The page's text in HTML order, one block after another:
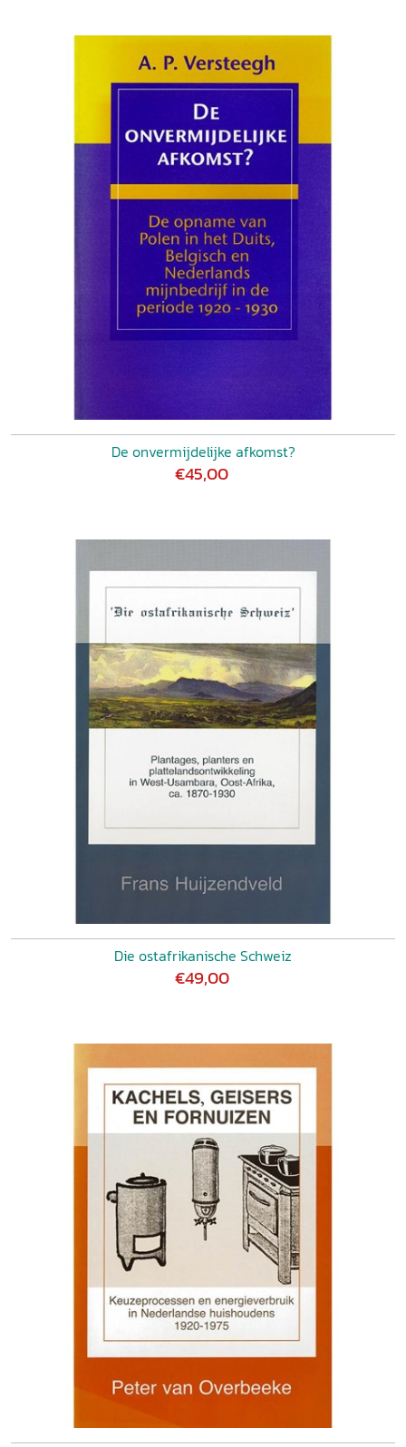
De onvermijdelijke afkomst?
€45,00
Die ostafrikanische Schweiz
€49,00